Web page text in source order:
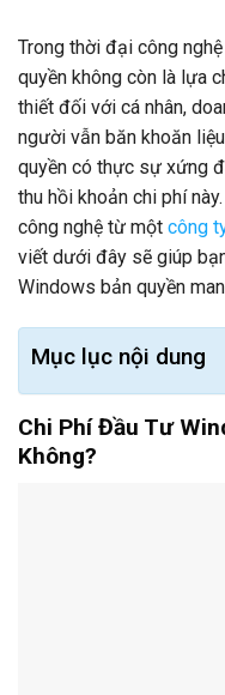
Trong thời đại công
quyền không còn là lựa
thiết đối với cá nhân,
người vẫn băn khoăn
quyền có thực sự xứng
thu hồi khoản chi phí
công nghệ từ một công
viết dưới đây sẽ giúp
Windows bản quyền
Mục lục nội dung
Chi Phí Đầu Tư
Không?